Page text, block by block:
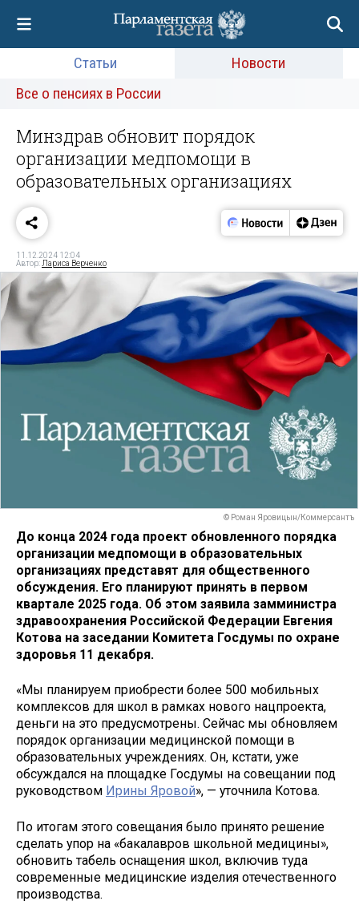
Статьи
Новости
Все о пенсиях в России
Минздрав обновит порядок
организации медпомощи в
образовательных организациях
11.12.2024 12:04
Автор: Лариса Верченко
© Роман Яровицын/Коммерсантъ
До конца 2024 года проект обновленного порядка
организации медпомощи в образовательных
организациях представят для общественного
обсуждения. Его планируют принять в первом
квартале 2025 года. Об этом заявила замминистра
здравоохранения Российской Федерации Евгения
Котова на заседании Комитета Госдумы по охране
здоровья 11 декабря.
«Мы планируем приобрести более 500 мобильных
комплексов для школ в рамках нового нацпроекта,
деньги на это предусмотрены. Сейчас мы обновляем
порядок организации медицинской помощи в
образовательных учреждениях. Он, кстати, уже
обсуждался на площадке Госдумы на совещании под
руководством Ирины Яровой», — уточнила Котова.
По итогам этого совещания было принято решение
сделать упор на «бакалавров школьной медицины»,
обновить табель оснащения школ, включив туда
современные медицинские изделия отечественного
производства.